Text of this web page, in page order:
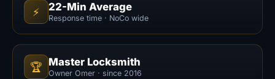
⚡ 22-Min Average
Response time · NoCo wide
🏆 Master Locksmith
Owner Omer · since 2016